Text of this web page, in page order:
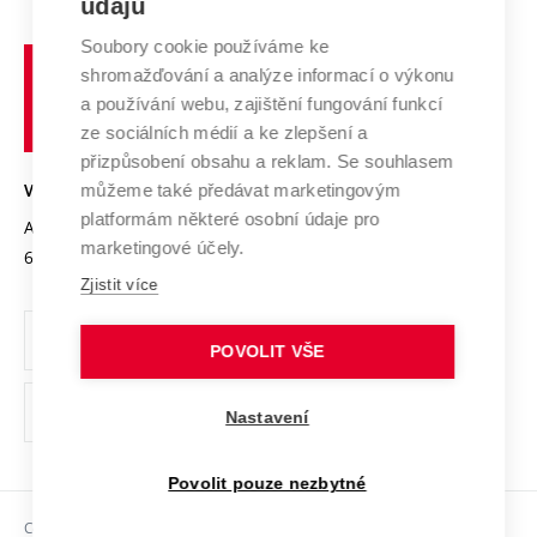
Systém zajišťování kvality výzkumu
Výzkumné infrastruktury
Transfer znalostí
Open Science
Projekty
Projekty ze strukturálních fondů
Specifický výzkum
Zahraniční spolupráce
Spolupráce se školami
Služby univerzity
Mezinárodní dohody
Univerzitní sítě
Profil univerzity
Udržitelná univerzita
Podnikavá univerzita / ContriBUTe
Bezpečná univerzita
Vyznamenání
Organizační struktura
Ochrana osobních údajů
odkaz)
Sociální bezpečí
učení
technické
VYSOKÉ UČENÍ TECHNICKÉ V BRNĚ
Antonínská 548/1
602 00 Brno
www.vut.cz
vut@vutbr.cz
Copyright © 2026 VUT
údajů
Soubory cookie používáme ke
shromažďování a analýze informací o výkonu
a používání webu, zajištění fungování funkcí
ze sociálních médií a ke zlepšení a
přizpůsobení obsahu a reklam. Se souhlasem
můžeme také předávat marketingovým
platformám některé osobní údaje pro
marketingové účely.
Zjistit více
POVOLIT VŠE
Nastavení
Povolit pouze nezbytné